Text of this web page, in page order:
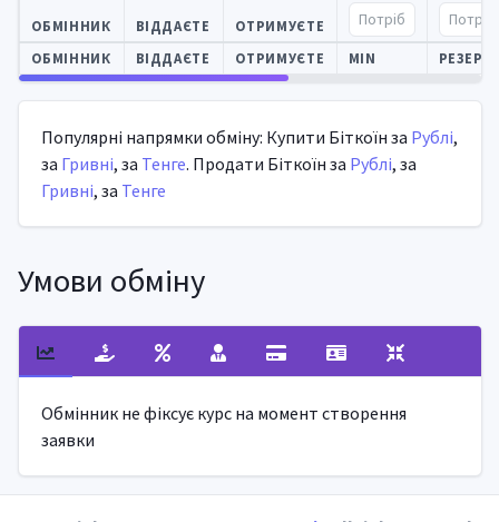
ОБМІННИК ВІДДАЄТЕ ОТРИМУЄТЕ
ОБМІННИК ВІДДАЄТЕ ОТРИМУЄТЕ MIN РЕЗЕРВ
Автооновлення
Популярні напрямки обміну: Купити Біткоїн за Рублі,
за Гривні, за Тенге. Продати Біткоїн за Рублі, за
Гривні, за Тенге
Умови обміну
Обмінник не фіксує курс на момент створення
заявки